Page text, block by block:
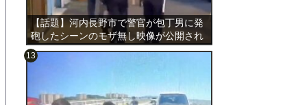
【話題】河内長野市で警官が包丁男に発
砲したシーンのモザ無し映像が公開され
る。